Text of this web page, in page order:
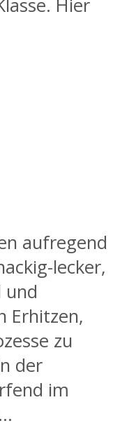
Hier
aufregend
lecker,
und
Erhitzen,
zu
der
im